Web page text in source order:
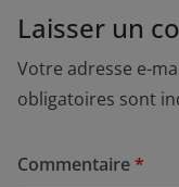
Laisser un
Votre adresse e-
obligatoires sont
Commentaire*